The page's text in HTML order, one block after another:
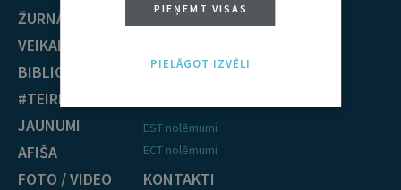
ŽURNĀLS
VEIKALS
BIBLIOTĒKA
#TEIRDARBS
JAUNUMI
AFIŠA
FOTO / VIDEO
NOZARES
Krimināltiesības
EST nolēmumi
ECT nolēmumi
KONTAKTI
PIEŅEMT VISAS
PIELĀGOT IZVĒLI